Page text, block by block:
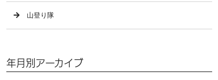
山登り隊
年月別アーカイブ